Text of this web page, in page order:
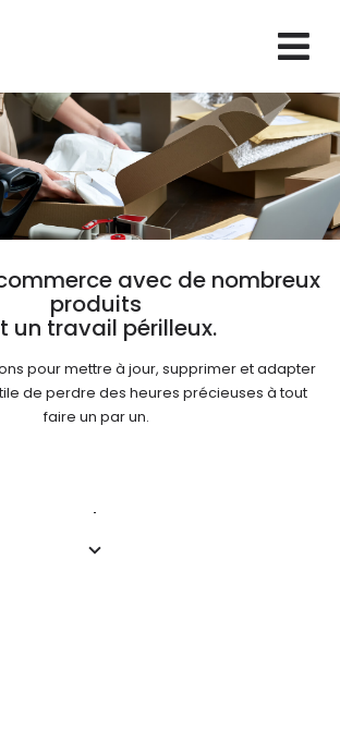
avec de nombreux
produits
un travail périlleux.
pour mettre à jour, supprimer et adapter
de perdre des heures précieuses à tout
faire un par un.
×